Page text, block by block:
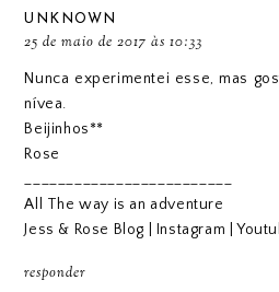
UNKNOWN
25 de maio de 2017 às 10:33
Nunca experimentei esse, mas
nívea.
Beijinhos**
Rose
All The way is an adventure
Jess & Rose Blog
Instagram |
responder